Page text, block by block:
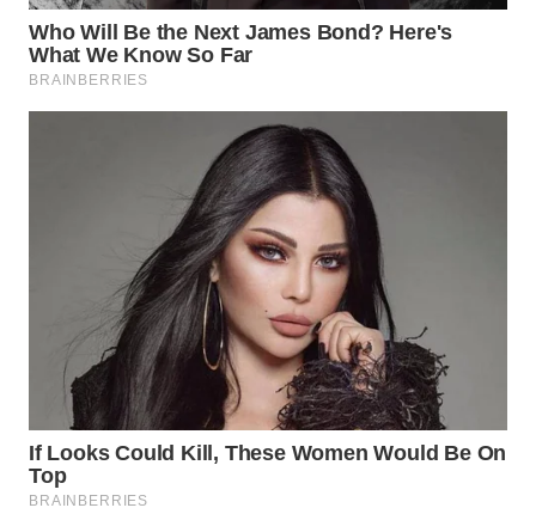
WN
PURWAKARTA
SEMARANG
WN
SOLO
WN
BOROBUDUR